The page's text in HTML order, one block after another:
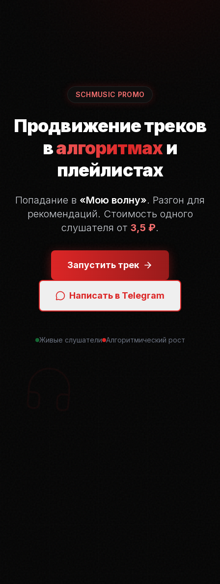
SCHMUSIC PROMO
Продвижение треков
валгоритмахи
плейлистах
Попадание в «Мою волну». Разгон для
рекомендаций. Стоимость одного
слушателя от 3,5 ₽.
Запустить трек
Написать в Telegram
Живые слушатели Алгоритмический рост